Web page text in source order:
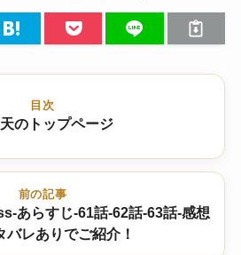
目次
のトップページ
前の記事
あらすじ-61話-62話-63話-感想
バレありでご紹介！